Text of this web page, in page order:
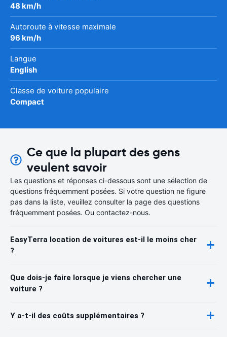
48 km/h
Autoroute à vitesse maximale
96 km/h
Langue
English
Classe de voiture populaire
Compact
Ce que la plupart des gens
veulent savoir
Les questions et réponses ci-dessous sont une sélection de
questions fréquemment posées. Si votre question ne figure
pas dans la liste, veuillez consulter la page des questions
fréquemment posées. Ou contactez-nous.
EasyTerra location de voitures est-il le moins cher
?
Que dois-je faire lorsque je viens chercher une
voiture ?
Y a-t-il des coûts supplémentaires ?